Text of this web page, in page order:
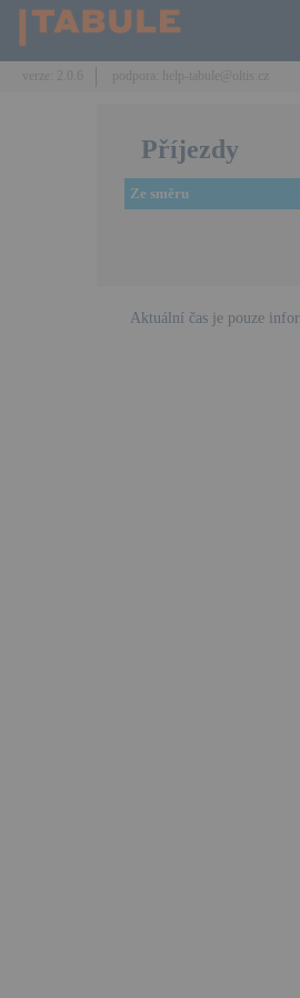
Příjezdy
Ze směru
Aktuální čas je pouze